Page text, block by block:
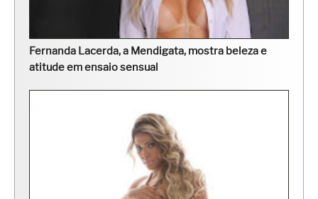
Fernanda Lacerda, a Mendigata, mostra beleza e
atitude em ensaio sensual